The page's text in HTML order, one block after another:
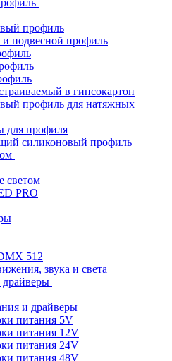
профиль
подвесной профиль
в гипсокартон
профиль для натяжных
для профиля
силиконовый профиль
светом
PRO
512
звука и света
и драйверы
питания 5V
питания 12V
питания 24V
питания 48V